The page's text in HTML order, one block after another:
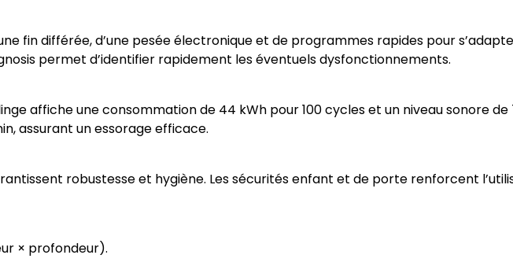
fin différée, d’une pesée électronique et de programmes rapides pour
permet d’identifier rapidement les éventuels dysfonctionnements.
affiche une consommation de 44 kWh pour 100 cycles et un niveau sonore de
assurant un essorage efficace.
robustesse et hygiène. Les sécurités enfant et de porte renforcent
× profondeur).